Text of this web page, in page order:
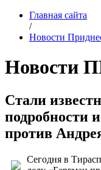
Главная сайта
/
Новости
Новости
Стали
подробности
против
Сегодня в